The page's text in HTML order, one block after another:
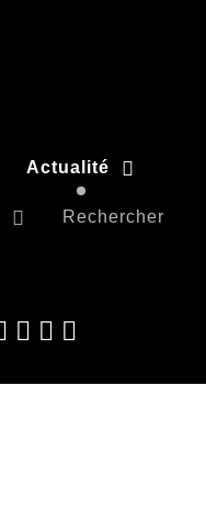
Actualité
Rechercher